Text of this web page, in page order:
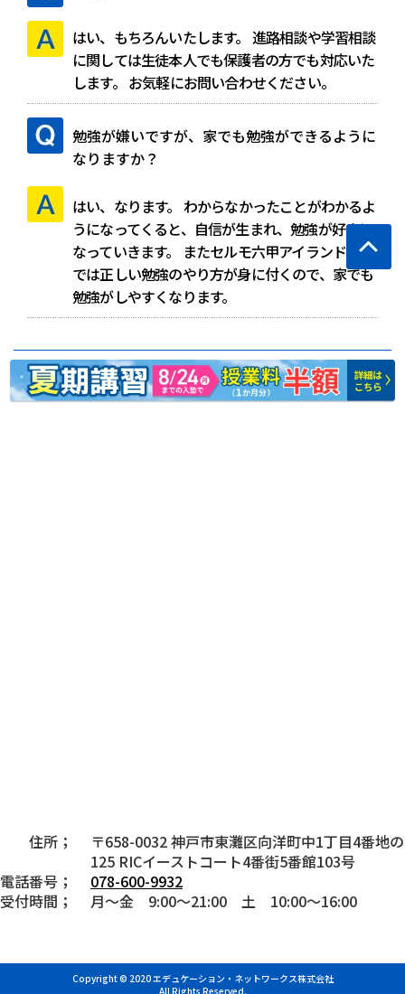
はい、もちろんいたします。 進路相談や学習相談
に関しては生徒本人でも保護者の方でも対応いた
します。 お気軽にお問い合わせください。
勉強が嫌いですが、家でも勉強ができるように
なりますか？
はい、なります。 わからなかったことがわかるよ
うになってくると、自信が生まれ、勉強が好きに
なっていきます。
またセルモ六甲アイランド教室
では正しい勉強のやり方が身に付くので、家でも
勉強がしやすくなります。
個別学習セルモ六甲アイランド教室
住所；
〒658-0032 神戸市東灘区向洋町中1丁目4番地の
125 RICイーストコート4番街5番館103号
電話番号；
078-600-9932
受付時間；
月～金 9:00～21:00 土 10:00～16:00
Copyright © 2020 エデュケーション・ネットワークス株式会社
All Rights Reserved.